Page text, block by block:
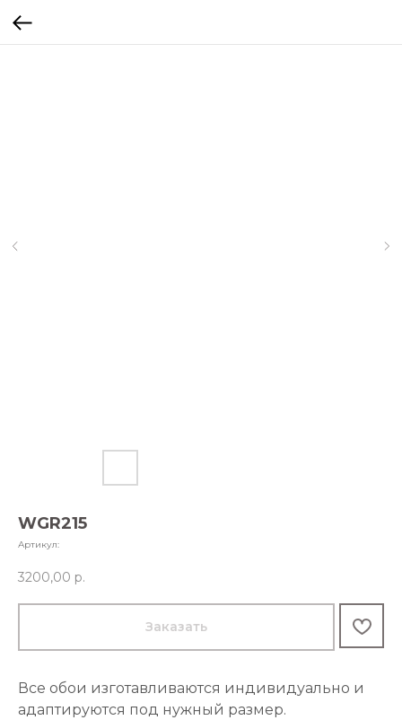
WGR215
Артикул:
3200,00 р.
Заказать
Все обои изготавливаются индивидуально и
адаптируются под нужный размер.